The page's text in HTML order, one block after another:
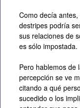
Como decía
destripes podría
sus relaciones de
es sólo impostada.
Pero hablemos de
percepción se ve
citando a qué
sucedido o los